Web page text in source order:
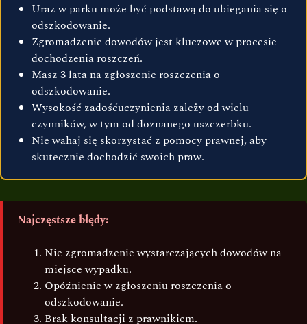
Uraz w parku może być podstawą do ubiegania się o
odszkodowanie.
Zgromadzenie dowodów jest kluczowe w procesie
dochodzenia roszczeń.
Masz 3 lata na zgłoszenie roszczenia o
odszkodowanie.
Wysokość zadośćuczynienia zależy od wielu
czynników, w tym od doznanego uszczerbku.
Nie wahaj się skorzystać z pomocy prawnej, aby
skutecznie dochodzić swoich praw.
Najczęstsze błędy:
Nie zgromadzenie wystarczających dowodów na
miejsce wypadku.
Opóźnienie w zgłoszeniu roszczenia o
odszkodowanie.
Brak konsultacji z prawnikiem.